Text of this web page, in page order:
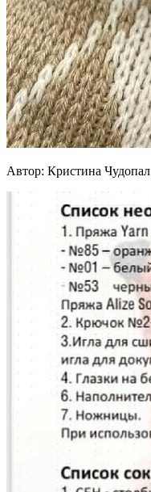
Автор: Кристина Чудопал